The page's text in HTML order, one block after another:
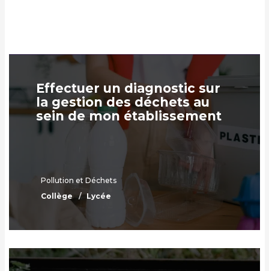
Effectuer un diagnostic sur
la gestion des déchets au
sein de mon établissement
Pollution et Déchets
Collège
Lycée